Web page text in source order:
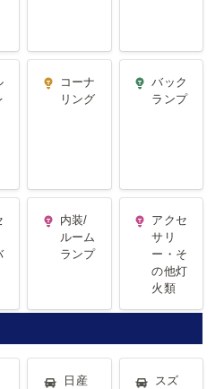
コーナ
リング
バック
ランプ
内装/ルーム
ランプ
内装/
ルーム
ランプ
ー・その他
アクセ
サリ
ー・そ
の他灯
火類
日産
スズ